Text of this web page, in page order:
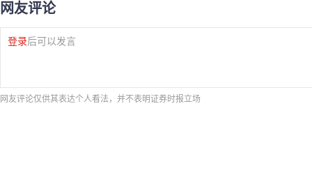
网友评论
登录后可以发言
网友评论仅供其表达个人看法，并不表明证券时报立场